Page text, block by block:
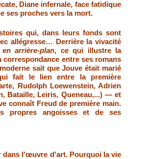
Diane infernale, face fatidique
ses proches vers la mort.
qui, dans leurs fonds sont
allégresse… Derrière la vivacité
arrière-plan, ce qui illustre la
entre ses romans
sait que Jouve était marié
fait le lien entre la première
Rudolph Loewenstein, Adrien
Bataille, Leiris, Queneau,...) — et
connaît Freud de première main.
propres angoisses et de ses
l'œuvre d'art. Pourquoi la vie